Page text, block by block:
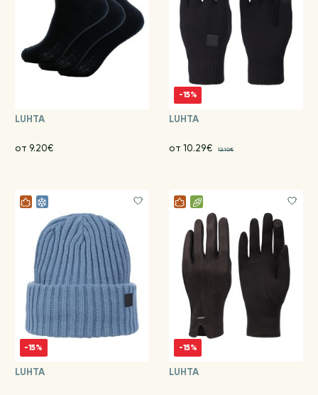
LUHTA
от 9.20€
-15%
LUHTA
от 10.29€ 12.10€
-15%
LUHTA
-15%
LUHTA